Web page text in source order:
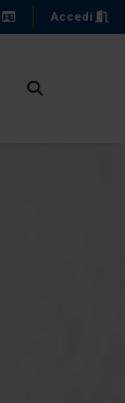
Accedi